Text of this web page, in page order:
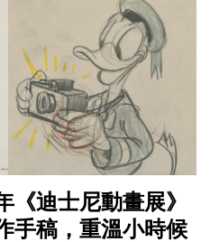
《迪士尼動畫展》
手稿，重溫小時候